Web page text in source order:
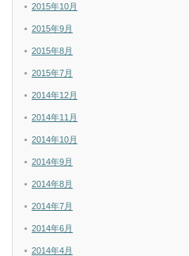
2015年10月
2015年9月
2015年8月
2015年7月
2014年12月
2014年11月
2014年10月
2014年9月
2014年8月
2014年7月
2014年6月
2014年4月